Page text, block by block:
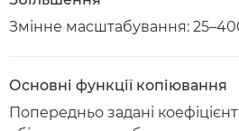
Змінне масштабування:
Основні функції копіювання
Попередньо задані